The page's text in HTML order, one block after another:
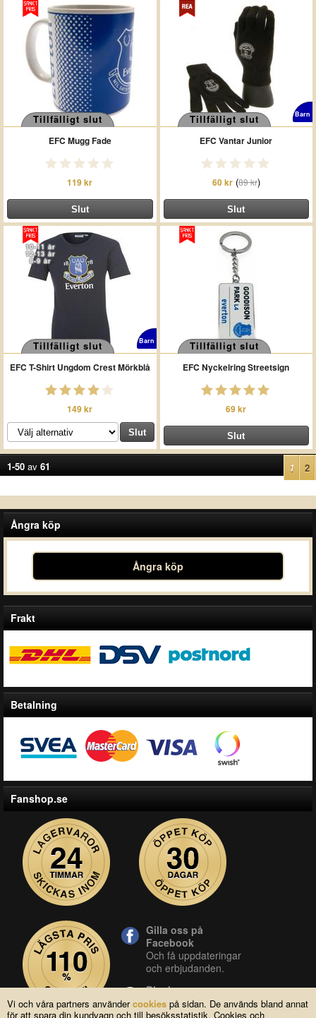
Vi och våra partners användercookies på sidan. De används bland annat
för att spara din kundvagn och till besöksstatistik. Cookies och
Tillfälligt slut
EFC Mugg Fade
119 kr
Tillfälligt slut Barn
EFC Vantar Junior
60 kr(89 kr)
10-11 år
12-13 år
8-9 år
Tillfälligt slut Barn
EFC T-Shirt Ungdom Crest Mörkblå
149 kr
Tillfälligt slut
EFC Nyckelring Streetsign
69 kr
1-50 av 61 1 2
Ångra köp
Ångra köp
Frakt
Betalning
Fanshop.se
Gilla oss på
Facebook
Och få uppdateringar
och erbjudanden.
Blocket
Vår butik på blocket.